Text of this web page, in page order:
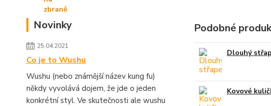
Novinky
25.04.2021
Co je to Wushu
Wushu (nebo známější název kung fu)
někdy vyvolává dojem, že jde o jeden
konkrétní styl. Ve skutečnosti ale wushu
Podobné
Dlouhý
Kovové